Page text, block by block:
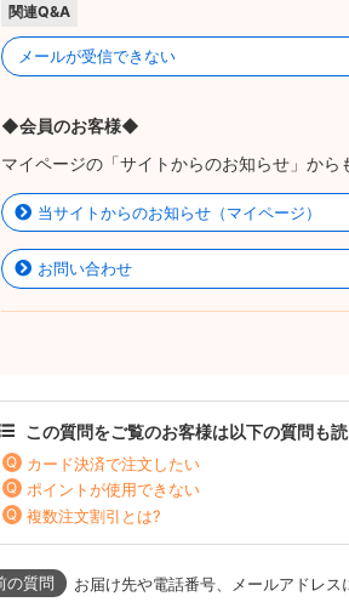
関連Q&A
メールが受信できない
◆会員のお客様◆
マイページの「サイトからのお知らせ」から
当サイトからのお知らせ（マイページ）
お問い合わせ
この質問をご覧のお客様は以下の質問も
カード決済で注文したい
ポイントが使用できない
複数注文割引とは?
お届け先や電話番号、メールアドレス